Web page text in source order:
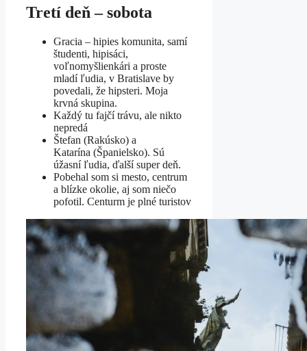
Tretí deň – sobota
Gracia – hipies komunita, samí
študenti, hipisáci,
voľnomyšlienkári a proste
mladí ľudia, v Bratislave by
povedali, že hipsteri. Moja
krvná skupina.
Každý tu fajčí trávu, ale nikto
nepredá
Štefan (Rakúsko) a
Katarína (Španielsko). Sú
úžasní ľudia, ďalší super deň.
Pobehal som si mesto, centrum
a blízke okolie, aj som niečo
pofotil. Centurm je plné turistov